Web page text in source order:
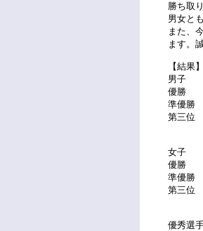
勝ち取
男女と
また、
ます。
【結果】
男子
優勝
準優勝
第三
正則
女子
優勝
準優勝
第三位
淑徳
優秀選